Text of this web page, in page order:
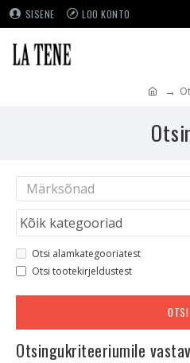
SISENE LOO KONTO
Otsi alamkategooriatest
Otsi tootekirjeldustest
OTSI
Otsingukriteeriumile